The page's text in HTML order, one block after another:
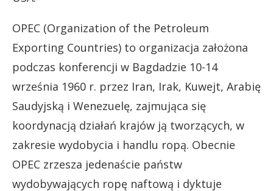
OPEC (Organization of the Petroleum
Exporting Countries) to organizacja założona
podczas konferencji w Bagdadzie 10-14
września 1960 r. przez Iran, Irak, Kuwejt, Arabię
Saudyjską i Wenezuelę, zajmująca się
koordynacją działań krajów ją tworzących, w
zakresie wydobycia i handlu ropą. Obecnie
OPEC zrzesza jedenaście państw
wydobywających ropę naftową i dyktuje